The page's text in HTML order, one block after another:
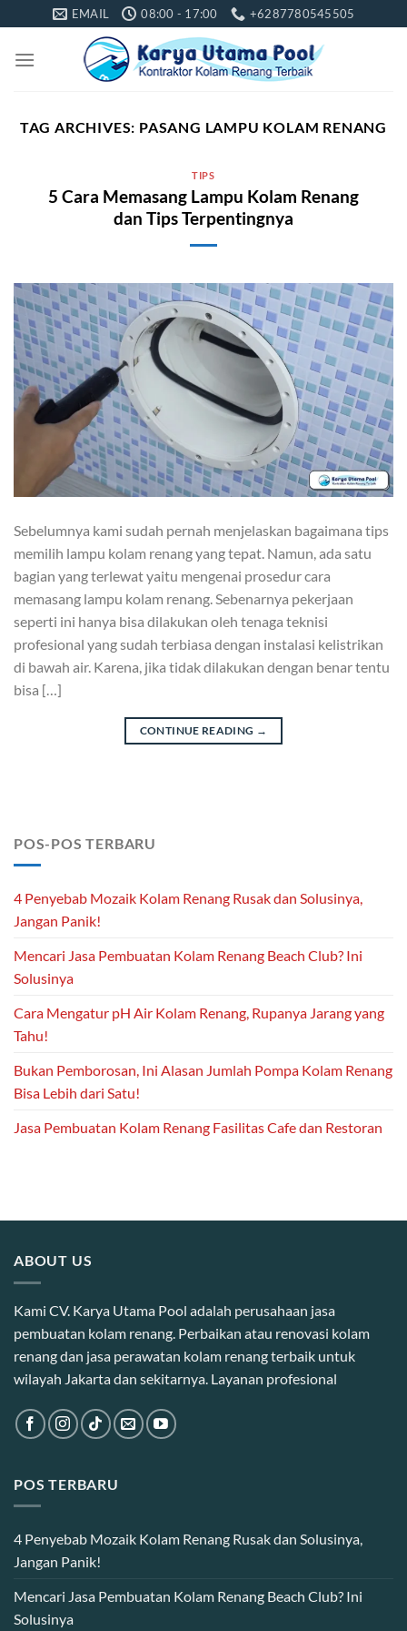
to
content
EMAIL 08:00 - 17:00 +6287780545505
TAG ARCHIVES: PASANG LAMPU KOLAM RENANG
TIPS
5 Cara Memasang Lampu Kolam Renang
dan Tips Terpentingnya
Sebelumnya kami sudah pernah menjelaskan bagaimana tips
memilih lampu kolam renang yang tepat. Namun, ada satu
bagian yang terlewat yaitu mengenai prosedur cara
memasang lampu kolam renang. Sebenarnya pekerjaan
seperti ini hanya bisa dilakukan oleh tenaga teknisi
profesional yang sudah terbiasa dengan instalasi kelistrikan
di bawah air. Karena, jika tidak dilakukan dengan benar tentu
bisa […]
CONTINUE READING →
POS-POS TERBARU
4 Penyebab Mozaik Kolam Renang Rusak dan Solusinya,
Jangan Panik!
Mencari Jasa Pembuatan Kolam Renang Beach Club? Ini
Solusinya
Cara Mengatur pH Air Kolam Renang, Rupanya Jarang yang
Tahu!
Bukan Pemborosan, Ini Alasan Jumlah Pompa Kolam Renang
Bisa Lebih dari Satu!
Jasa Pembuatan Kolam Renang Fasilitas Cafe dan Restoran
ABOUT US
Kami CV. Karya Utama Pool adalah perusahaan jasa
pembuatan kolam renang. Perbaikan atau renovasi kolam
renang dan jasa perawatan kolam renang terbaik untuk
wilayah Jakarta dan sekitarnya. Layanan profesional
POS TERBARU
4 Penyebab Mozaik Kolam Renang Rusak dan Solusinya,
Jangan Panik!
Mencari Jasa Pembuatan Kolam Renang Beach Club? Ini
Solusinya